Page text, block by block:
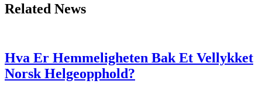
Related News
Hva Er Hemmeligheten Bak Et Vellykket
Norsk Helgeopphold?